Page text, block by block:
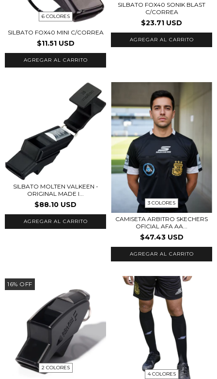
6 COLORES
SILBATO FOX40 MINI C/CORREA
$11.51 USD
AGREGAR AL CARRITO
SILBATO FOX40 SONIK BLAST
C/CORREA
$23.71 USD
AGREGAR AL CARRITO
SILBATO MOLTEN VALKEEN -
ORIGINAL MADE I...
$88.10 USD 3 COLORES
CAMISETA ARBITRO SKECHERS
OFICIAL AFA AA...
$47.43 USD
AGREGAR AL CARRITO
16% OFF
2 COLORES
4 COLORES